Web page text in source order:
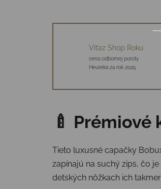
Víťaz Shop Roku
cena odbornej poroty
Heureka za rok 2025
🍼
Tieto luxusné capačky
zapínajú na suchý zips, čo
detských nôžkach ich